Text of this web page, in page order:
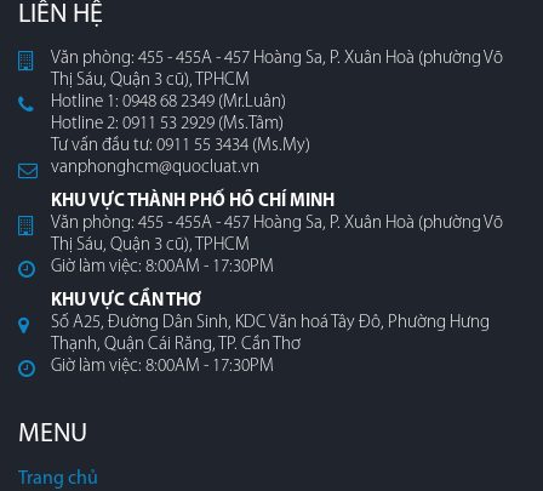
LIÊN HỆ
Văn phòng: 455 - 455A - 457 Hoàng Sa, P. Xuân Hoà (phường Võ
Thị Sáu, Quận 3 cũ), TPHCM
Hotline 1: 0948 68 2349 (Mr.Luân)
Hotline 2: 0911 53 2929 (Ms.Tâm)
Tư vấn đầu tư: 0911 55 3434 (Ms.My)
vanphonghcm@quocluat.vn
KHU VỰC THÀNH PHỐ HỒ CHÍ MINH
Văn phòng: 455 - 455A - 457 Hoàng Sa, P. Xuân Hoà (phường Võ
Thị Sáu, Quận 3 cũ), TPHCM
Giờ làm việc: 8:00AM - 17:30PM
KHU VỰC CẦN THƠ
Số A25, Đường Dân Sinh, KDC Văn hoá Tây Đô, Phường Hưng
Thạnh, Quận Cái Răng, TP. Cần Thơ
Giờ làm việc: 8:00AM - 17:30PM
MENU
Trang chủ